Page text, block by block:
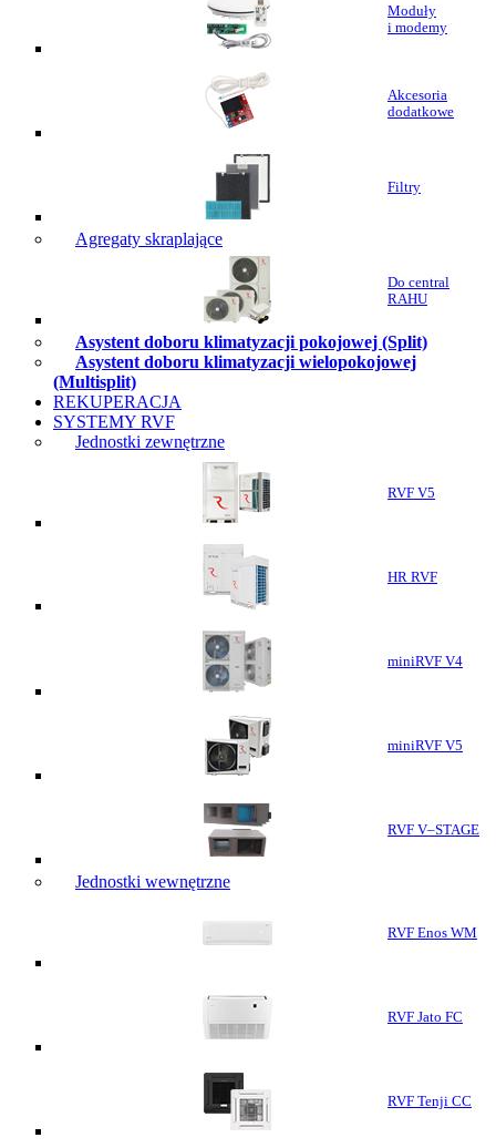
Moduły
i modemy
Akcesoria
dodatkowe
Filtry
Agregaty skraplające
Do central
RAHU
Asystent doboru klimatyzacji pokojowej (Split)
Asystent doboru klimatyzacji wielopokojowej
(Multisplit)
REKUPERACJA
SYSTEMY RVF
Jednostki zewnętrzne
RVF V5
HR RVF
miniRVF V4
miniRVF V5
RVF V–STAGE
Jednostki wewnętrzne
RVF Enos WM
RVF Jato FC
RVF Tenji CC